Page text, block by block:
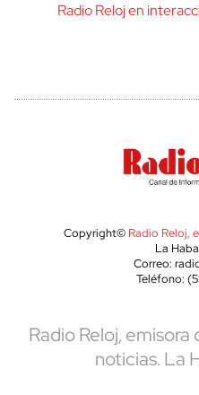
Radio Reloj en
Copyright© Radio Reloj,
La
Correo:
Teléfono:
Radio Reloj, emisora
noticias. La